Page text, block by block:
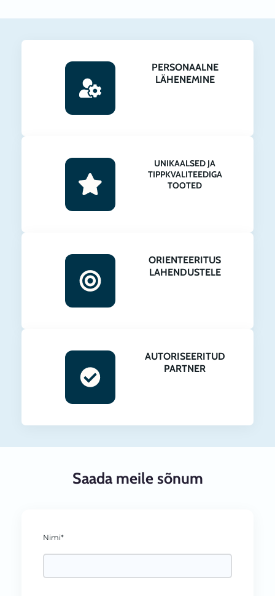
PERSONAALNE
LÄHENEMINE
UNIKAALSED JA
TIPPKVALITEEDIGA
TOOTED
ORIENTEERITUS
LAHENDUSTELE
AUTORISEERITUD
PARTNER
Saada meile sõnum
Nimi*